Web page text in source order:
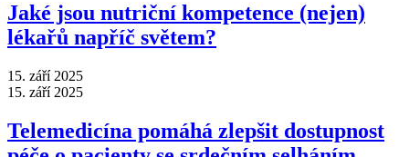
Jaké jsou nutriční kompetence (nejen)
lékařů napříč světem?
15. září 2025
15. září 2025
Telemedicína pomáhá zlepšit dostupnost